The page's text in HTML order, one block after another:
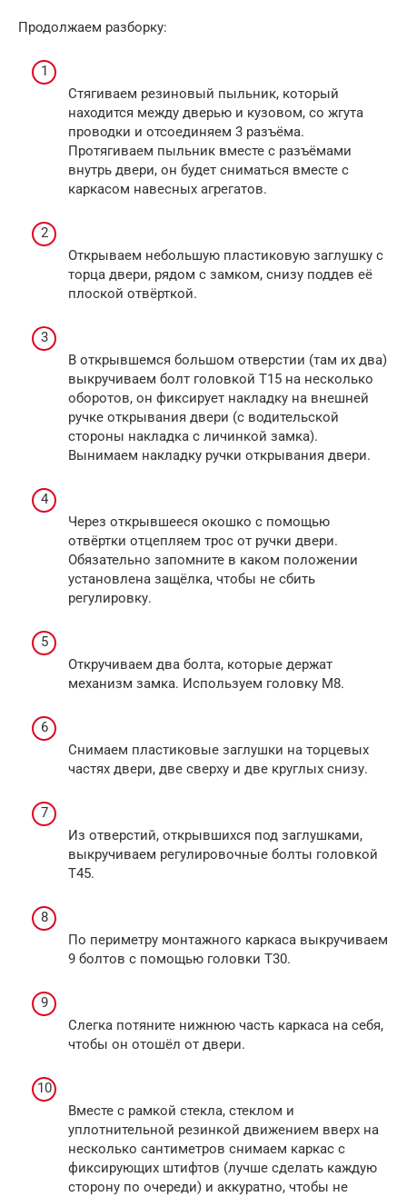
Продолжаем разборку:
Стягиваем резиновый пыльник, который
находится между дверью и кузовом, со жгута
проводки и отсоединяем 3 разъёма.
Протягиваем пыльник вместе с разъёмами
внутрь двери, он будет сниматься вместе с
каркасом навесных агрегатов.
Открываем небольшую пластиковую заглушку с
торца двери, рядом с замком, снизу поддев её
плоской отвёрткой.
В открывшемся большом отверстии (там их два)
выкручиваем болт головкой Т15 на несколько
оборотов, он фиксирует накладку на внешней
ручке открывания двери (с водительской
стороны накладка с личинкой замка).
Вынимаем накладку ручки открывания двери.
Через открывшееся окошко с помощью
отвёртки отцепляем трос от ручки двери.
Обязательно запомните в каком положении
установлена защёлка, чтобы не сбить
регулировку.
Откручиваем два болта, которые держат
механизм замка. Используем головку М8.
Снимаем пластиковые заглушки на торцевых
частях двери, две сверху и две круглых снизу.
Из отверстий, открывшихся под заглушками,
выкручиваем регулировочные болты головкой
Т45.
По периметру монтажного каркаса выкручиваем
9 болтов с помощью головки Т30.
Слегка потяните нижнюю часть каркаса на себя,
чтобы он отошёл от двери.
Вместе с рамкой стекла, стеклом и
уплотнительной резинкой движением вверх на
несколько сантиметров снимаем каркас с
фиксирующих штифтов (лучше сделать каждую
сторону по очереди) и аккуратно, чтобы не